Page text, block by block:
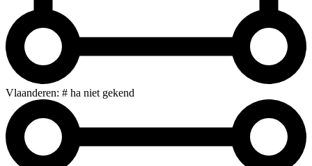
Vlaanderen: # ha niet gekend